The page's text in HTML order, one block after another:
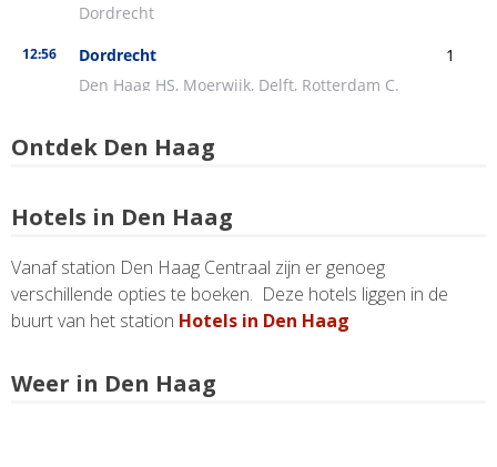
Ontdek Den Haag
Hotels in Den Haag
Vanaf station Den Haag Centraal zijn er genoeg
verschillende opties te boeken. Deze hotels liggen in de
buurt van het station Hotels in Den Haag
Weer in Den Haag